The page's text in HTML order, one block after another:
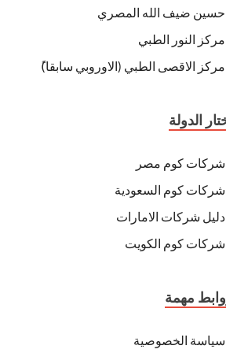
حسين ضيف الله المصري
مركز النور الطبي
مركز الاقصى الطبي (الاوروبي سابقا)ً
الدولة
شركات كوم مصر
شركات كوم السعودية
دليل شركات الامارات
شركات كوم الكويت
مهمة
سياسة الخصوصية